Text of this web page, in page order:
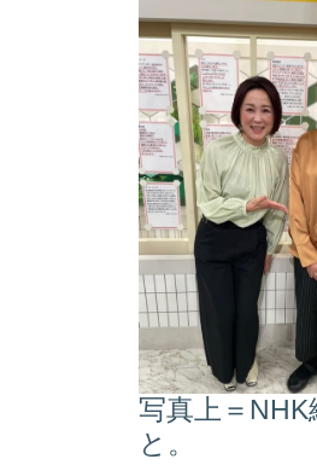
写真上＝
と。